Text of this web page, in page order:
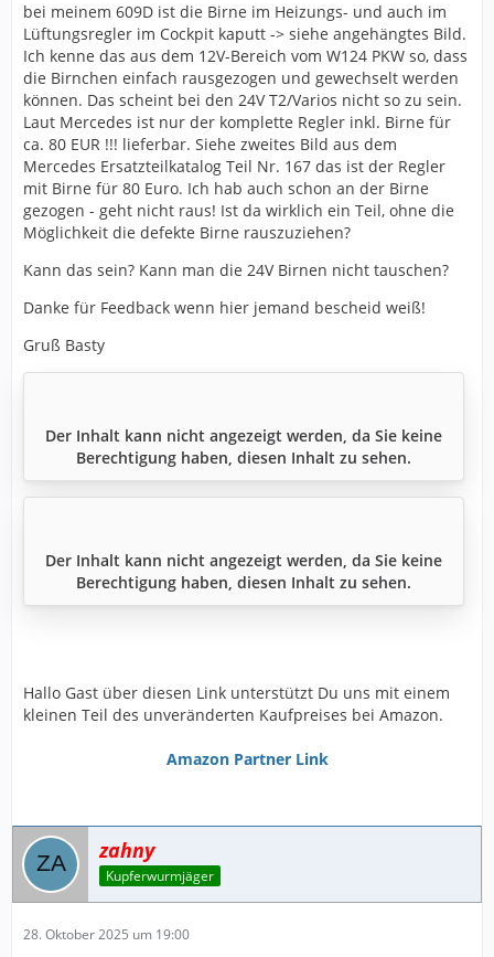
bei meinem 609D ist die Birne im Heizungs- und auch im
Lüftungsregler im Cockpit kaputt -> siehe angehängtes Bild.
Ich kenne das aus dem 12V-Bereich vom W124 PKW so, dass
die Birnchen einfach rausgezogen und gewechselt werden
können. Das scheint bei den 24V T2/Varios nicht so zu sein.
Laut Mercedes ist nur der komplette Regler inkl. Birne für
ca. 80 EUR !!! lieferbar. Siehe zweites Bild aus dem
Mercedes Ersatzteilkatalog Teil Nr. 167 das ist der Regler
mit Birne für 80 Euro. Ich hab auch schon an der Birne
gezogen - geht nicht raus! Ist da wirklich ein Teil, ohne die
Möglichkeit die defekte Birne rauszuziehen?
Kann das sein? Kann man die 24V Birnen nicht tauschen?
Danke für Feedback wenn hier jemand bescheid weiß!
Gruß Basty
Der Inhalt kann nicht angezeigt werden, da Sie keine
Berechtigung haben, diesen Inhalt zu sehen.
Der Inhalt kann nicht angezeigt werden, da Sie keine
Berechtigung haben, diesen Inhalt zu sehen.
Hallo Gast über diesen Link unterstützt Du uns mit einem
kleinen Teil des unveränderten Kaufpreises bei Amazon.
Amazon Partner Link
zahny
Kupferwurmjäger
28. Oktober 2025 um 19:00